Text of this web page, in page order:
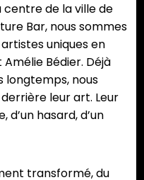
centre de la ville de
Bar, nous sommes
uniques en
Bédier. Déjà
longtemps, nous
leur art. Leur
hasard, d’un
transformé, du